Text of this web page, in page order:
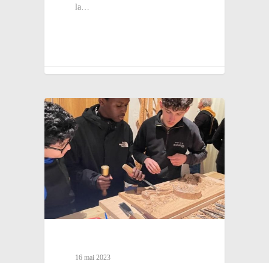
la…
16 mai 2023